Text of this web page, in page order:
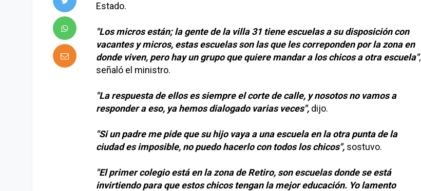
Estado.
"Los micros están; la gente de la villa 31 tiene escuelas a su disposición con
vacantes y micros, estas escuelas son las que les correponden por la zona en
donde viven, pero hay un grupo que quiere mandar a los chicos a otra escuela",
señaló el ministro.
"La respuesta de ellos es siempre el corte de calle, y nosotos no vamos a
responder a eso, ya hemos dialogado varias veces", dijo.
"Si un padre me pide que su hijo vaya a una escuela en la otra punta de la
ciudad es imposible, no puedo hacerlo con todos los chicos", sostuvo.
"El primer colegio está en la zona de Retiro, son escuelas donde se está
invirtiendo para que estos chicos tengan la mejor educación. Yo lamento